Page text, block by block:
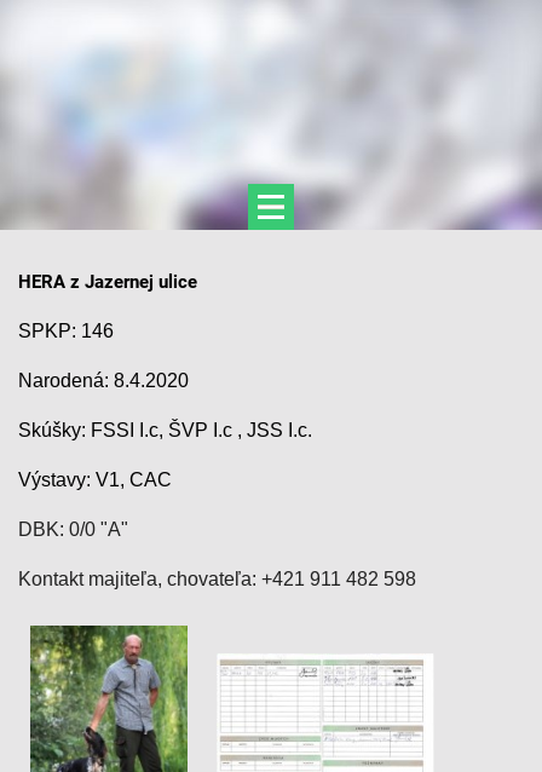
HERA z Jazernej ulice
SPKP: 146
Narodená: 8.4.2020
Skúšky: FSSI I.c, ŠVP I.c , JSS I.c.
Výstavy: V1, CAC
DBK: 0/0 "A"
Kontakt majiteľa, chovateľa: +421 911 482 598